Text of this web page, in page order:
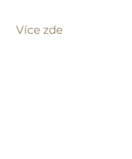
Více zde